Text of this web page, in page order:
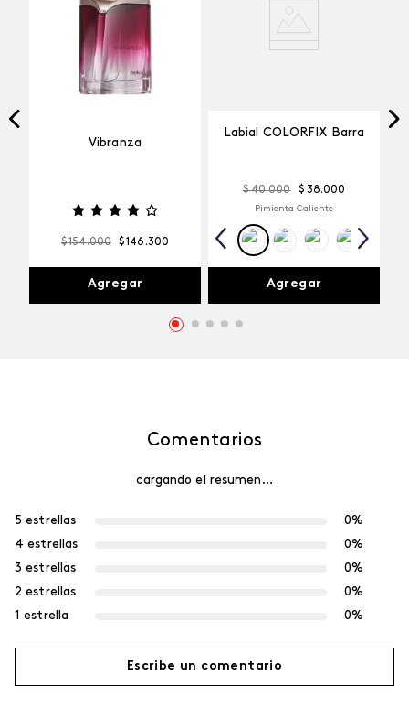
Vibranza
$154.000 $146 .300
Agregar
Labial COLORFIX Barra
$ 40.000 $ 38.000
Pimienta Caliente
Agregar
Comentarios
cargando el resumen…
5 estrellas
0%
4 estrellas
0%
3 estrellas
0%
2 estrellas
0%
1 estrella
0%
Escribe un comentario